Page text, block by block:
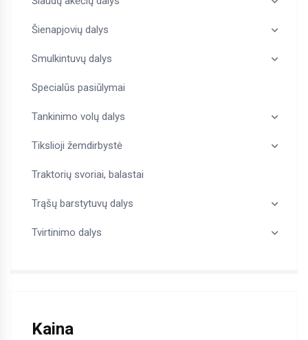
Šienapjovių dalys
Smulkintuvų dalys
Specialūs pasiūlymai
Tankinimo volų dalys
Tikslioji žemdirbystė
Traktorių svoriai, balastai
Trąšų barstytuvų dalys
Tvirtinimo dalys
Kaina